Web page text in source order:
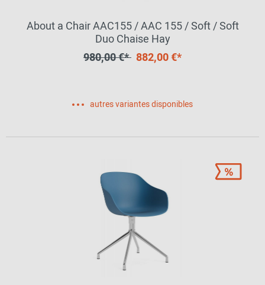
About a Chair AAC155 / AAC 155 / Soft / Soft
Duo Chaise Hay
980,00 €* 882,00 €*
autres variantes disponibles